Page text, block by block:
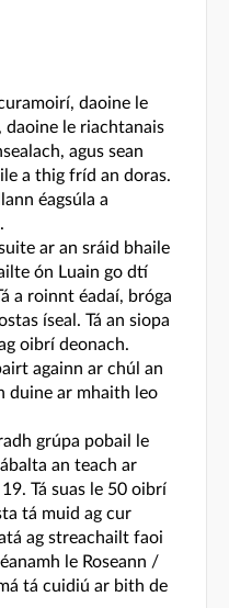
daoine le
daoine le riachtanais
agus sean
a thig fríd an doras.
éagsúla a
ar an sráid bhaile
ón Luain go dtí
a roinnt éadaí, bróga
íseal. Tá an siopa
oibrí deonach.
againn ar chúl an
duine ar mhaith leo
grúpa pobail le
an teach ar
Tá suas le 50 oibrí
tá muid ag cur
ag streachailt faoi
le Roseann /
tá cuidiú ar bith de